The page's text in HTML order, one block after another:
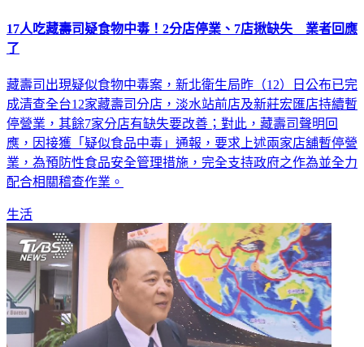
17人吃藏壽司疑食物中毒！2分店停業、7店揪缺失 業者回應
了
藏壽司出現疑似食物中毒案，新北衛生局昨（12）日公布已完
成清查全台12家藏壽司分店，淡水站前店及新莊宏匯店持續暫
停營業，其餘7家分店有缺失要改善；對此，藏壽司聲明回
應，因接獲「疑似食品中毒」通報，要求上述兩家店舖暫停營
業，為預防性食品安全管理措施，完全支持政府之作為並全力
配合相關稽查作業。
生活